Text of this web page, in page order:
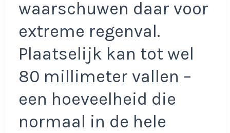
waarschuwen daar voor
extreme regenval.
Plaatselijk kan tot wel
80 millimeter vallen –
een hoeveelheid die
normaal in de hele